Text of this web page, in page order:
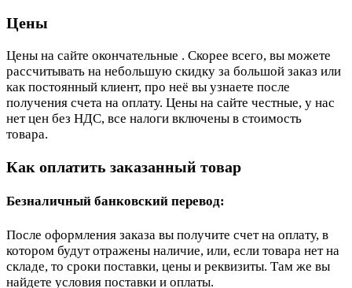
Цены
Цены на сайте окончательные . Скорее всего, вы можете
рассчитывать на небольшую скидку за большой заказ или
как постоянный клиент, про неё вы узнаете после
получения счета на оплату. Цены на сайте честные, у нас
нет цен без НДС, все налоги включены в стоимость
товара.
Как оплатить заказанный товар
Безналичный банковский перевод:
После оформления заказа вы получите счет на оплату, в
котором будут отражены наличие, или, если товара нет на
складе, то сроки поставки, цены и реквизиты. Там же вы
найдете условия поставки и оплаты.